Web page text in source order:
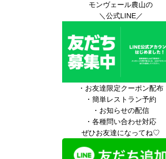
モンヴェール農山の
＼公式LINE／
・お友達限定クーポン配布
・簡単レストラン予約
・お知らせの配信
・各種問い合わせ対応
ぜひお友達になってね♡